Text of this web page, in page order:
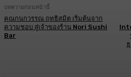
บทความก่อนหน้านี้
คุณกนกวรรณ ฤทธิสมิต เริ่มต้นจาก
ความชอบ สู่เจ้าของร้าน Nori Sushi
Bar